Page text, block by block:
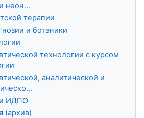
неон...
терапии
и ботаники
технологии с курсом
аналитической и
ИДПО
(архив)